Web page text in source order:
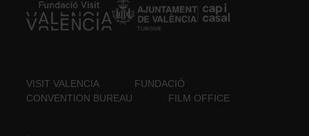
VISIT VALENCIA
FUNDACIÓ
CONVENTION BUREAU
FILM OFFICE